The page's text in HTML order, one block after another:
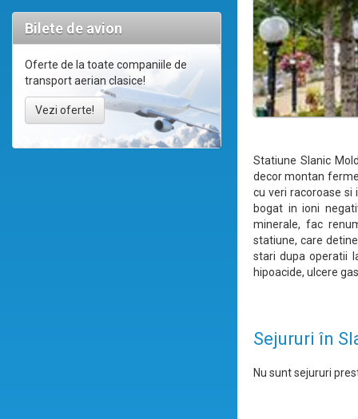
Bilete de avion
Oferte de la toate companiile de
transport aerian clasice!
Vezi oferte!
Statiune Slanic
decor montan
cu veri racoroase si
bogat in ioni
minerale, fac
statiune, care
stari dupa operatii
hipoacide, ulcere
Sejururi în
Nu sunt sejururi